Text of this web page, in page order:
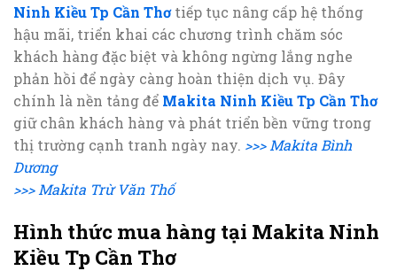
Ninh Kiều Tp Cần Thơtiếp tục nâng cấp hệ thống
hậu mãi, triển khai các chương trình chăm sóc
khách hàng đặc biệt và không ngừng lắng nghe
phản hồi để ngày càng hoàn thiện dịch vụ. Đây
chính là nền tảng để Makita Ninh Kiều Tp Cần Thơ
giữ chân khách hàng và phát triển bền vững trong
thị trường cạnh tranh ngày nay. >>> Makita Bình
Dương
>>> Makita Trừ Văn Thố
Hình thức mua hàng tại Makita Ninh
Kiều Tp Cần Thơ